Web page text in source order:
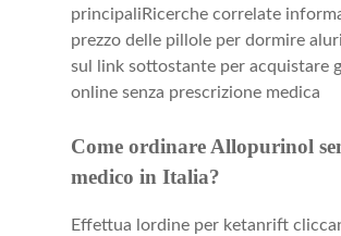
principaliRicerche correlate
prezzo delle pillole per dormire
sul link sottostante per acquistare
online senza prescrizione medica
Come ordinare Allopurinol
medico in Italia?
Effettua lordine per ketanrift